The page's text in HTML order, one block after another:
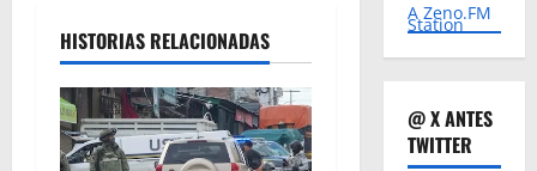
e
e
n
HISTORIAS RELACIONADAS
A Zeno.FM
Station
@ X ANTES
TWITTER